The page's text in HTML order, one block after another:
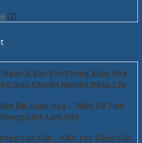
(2)
Ngăn & Bàn Văn Phòng Xuân Hòa
Gian Chuyên Nghiệp Đẳng Cấp
Đại Xuân Hòa – Thiết Kế Tinh
Cách Làm Việc
Cao Cấp – Kiến Tạo Đẳng Cấp